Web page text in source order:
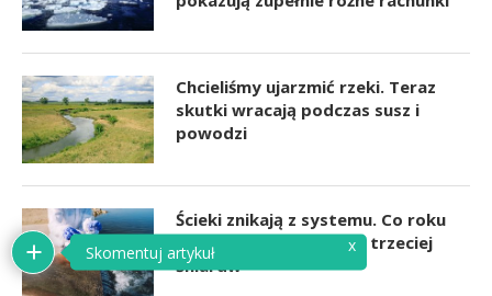
Chcieliśmy ujarzmić rzeki. Teraz
skutki wracają podczas susz i
powodzi
Ścieki znikają z systemu. Co roku
skala dorównuje jednej trzeciej
Śniardw